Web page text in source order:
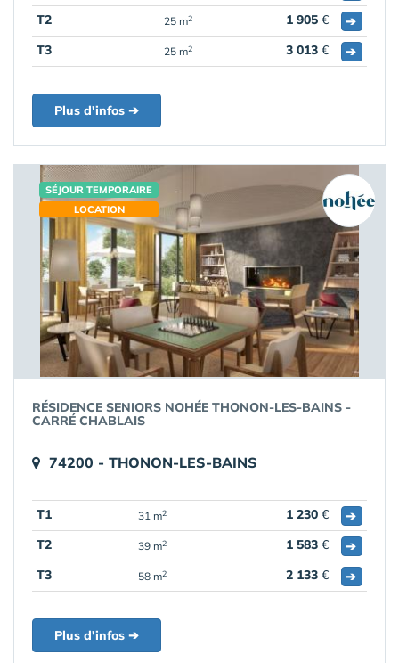
T2
25 m2 1 905 €
➔
T3
25 m2 3 013 € ➔
Plus d'infos ➔
SÉJOUR TEMPORAIRE
LOCATION
RÉSIDENCE SENIORS NOHÉE THONON-LES-BAINS -
CARRÉ CHABLAIS
74200 - THONON-LES-BAINS
T1 31 m2 1 230 €
➔
T2
39 m2 1 583 €
➔
T3
58 m2 2 133 € ➔
Plus d'infos ➔